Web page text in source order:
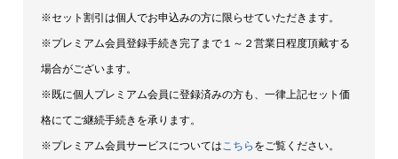
※セット割引は個人でお申込みの方に限らせていただきます。
※プレミアム会員登録手続き完了まで１～２営業日程度頂戴する
場合がございます。
※既に個人プレミアム会員に登録済みの方も、一律上記セット価
格にてご継続手続きを承ります。
※プレミアム会員サービスについては こちら をご覧ください。